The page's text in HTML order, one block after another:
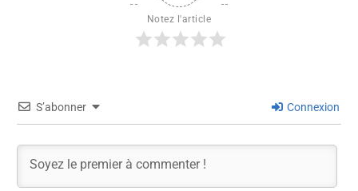
Notez l'article
S’abonner Connexion